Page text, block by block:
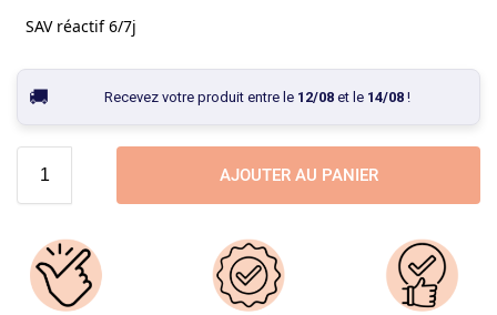
SAV réactif 6/7j
Recevez votre produit entre le 12/08et le 14/08!
AJOUTER AU PANIER